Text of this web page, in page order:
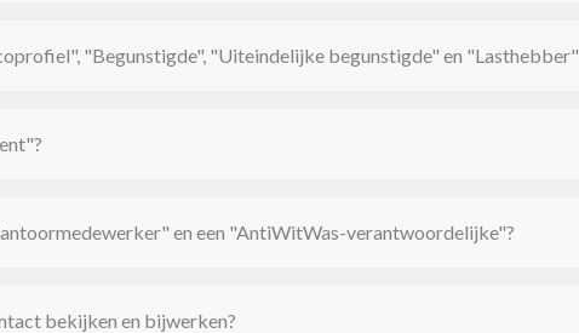
"Begunstigde", "Uiteindelijke begunstigde" en "Lasthebber"
en een "AntiWitWas-verantwoordelijke"?
bekijken en bijwerken?